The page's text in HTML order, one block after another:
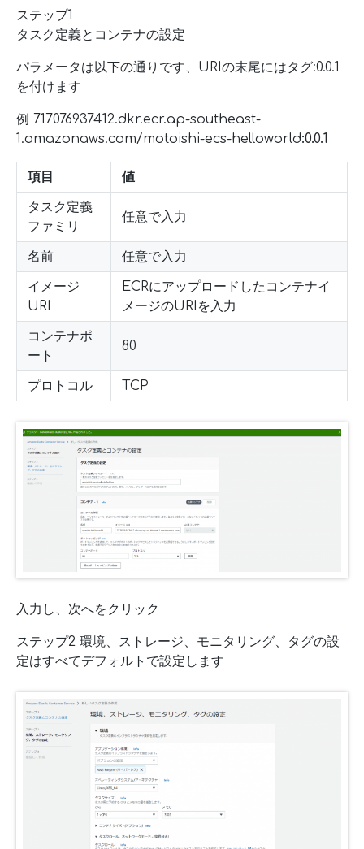
ステップ1
タスク定義とコンテナの設定
パラメータは以下の通りです、URIの末尾にはタグ:0.0.1
を付けます
例 717076937412.dkr.ecr.ap-southeast-
1.amazonaws.com/motoishi-ecs-helloworld:0.0.1
項目 値
タスク定義
ファミリ
任意で入力
名前 任意で入力
イメージ
URI
ECRにアップロードしたコンテナイ
メージのURIを入力
コンテナポ
ート
80
プロトコル TCP
入力し、次へをクリック
ステップ2 環境、ストレージ、モニタリング、タグの設
定はすべてデフォルトで設定します